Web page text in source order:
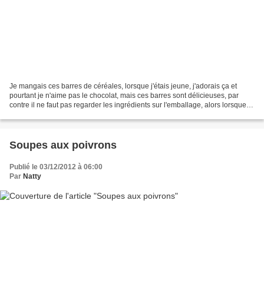
Je mangais ces barres de céréales, lorsque j'étais jeune, j'adorais ça et
pourtant je n'aime pas le chocolat, mais ces barres sont délicieuses, par
contre il ne faut pas regarder les ingrédients sur l'emballage, alors lorsque
Soupes aux poivrons
Publié le 03/12/2012 à 06:00
Par Natty